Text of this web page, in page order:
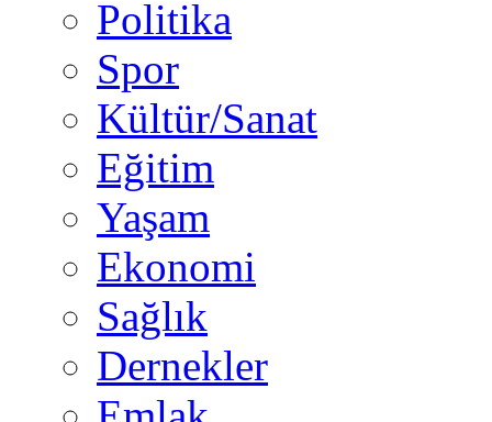
Politika
Spor
Kültür/Sanat
Eğitim
Yaşam
Ekonomi
Sağlık
Dernekler